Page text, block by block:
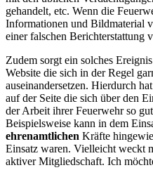
gehandelt, etc. Wenn die
Informationen und Bildmaterial
einer falschen Berichterstattung
Zudem sorgt ein solches
Website die sich in der Regel
auseinandersetzen. Hierdurch
auf der Seite die sich über den
der Arbeit ihrer Feuerwehr so
Beispielsweise kann in dem
ehrenamtlichen Kräfte
Einsatz waren. Vielleicht weckt
aktiver Mitgliedschaft. Ich